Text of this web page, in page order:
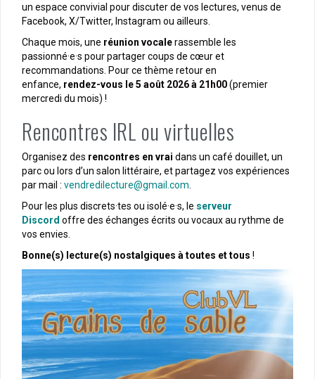
un espace convivial pour discuter de vos lectures, venus de
Facebook, X/Twitter, Instagram ou ailleurs.
Chaque mois, une réunion vocalerassemble les
passionné·e·s pour partager coups de cœur et
recommandations. Pour ce thème retour en
enfance, rendez-vous le 5 août 2026 à 21h00(premier
mercredi du mois) !
Rencontres IRL ou virtuelles
Organisez des rencontres en vrai dans un café douillet, un
parc ou lors d’un salon littéraire, et partagez vos expériences
par mail : vendredilecture@gmail.com
Pour les plus discrets·tes ou isolé·e·s, le serveur
Discord offre des échanges écrits ou vocaux au rythme de
vos envies.
Bonne(s) lecture(s) nostalgiques à toutes et tous !